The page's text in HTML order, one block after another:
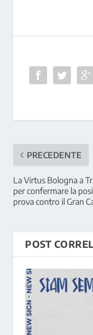
PRECEDENTE
La Virtus Bologna a
per confermare la
prova contro il Gran
POST